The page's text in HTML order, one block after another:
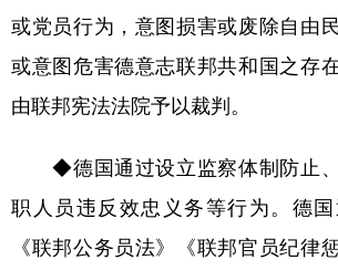
或党员行为，意图损害或废除自由
或意图危害德意志联邦共和国之存
由联邦宪法法院予以裁判。
◆德国通过设立监察体制防止、
职人员违反效忠义务等行为。德国
《联邦公务员法》《联邦官员纪律